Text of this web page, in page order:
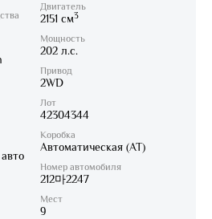
Двигатель
2151 см3
Мощность
202 л.с.
Привод
2WD
Лот
42304344
Коробка
Автоматическая (AT)
Номер автомобиля
212마2247
Мест
9